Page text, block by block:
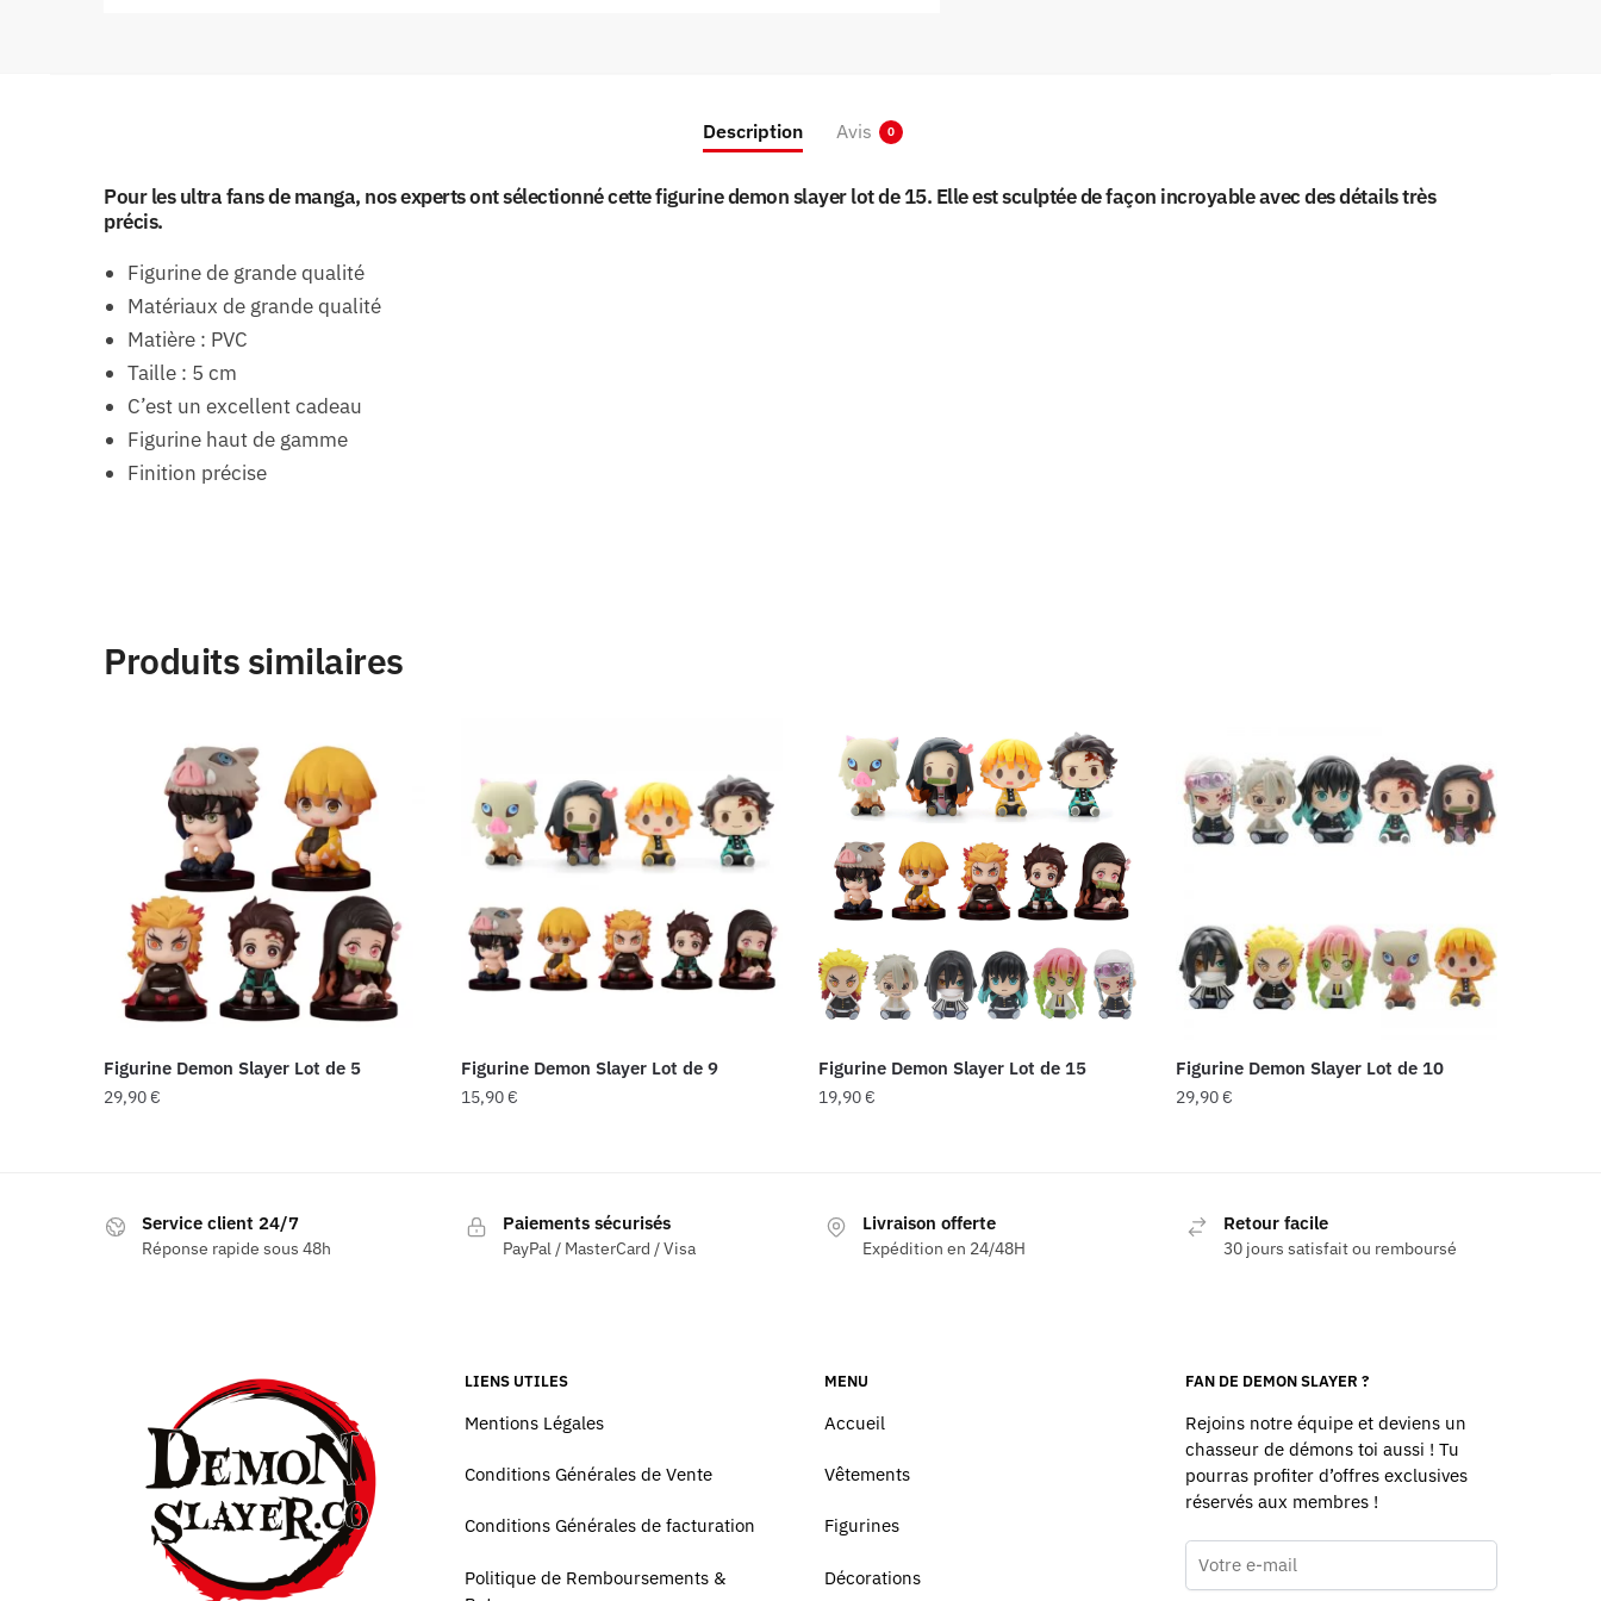
Description Avis 0
Pour les ultra fans de manga, nos experts ont sélectionné cette figurine demon slayer lot de 15. Elle est sculptée de façon incroyable avec des détails très
précis.
Figurine de grande qualité
Matériaux de grande qualité
Matière : PVC
Taille : 5 cm
C’est un excellent cadeau
Figurine haut de gamme
Finition précise
Produits similaires
Figurine Demon Slayer Lot de 5
29,90€
Figurine Demon Slayer Lot de 9
15,90€
Figurine Demon Slayer Lot de 15
19,90€
Figurine Demon Slayer Lot de 10
29,90€
Service client 24/7
Réponse rapide sous 48h
Paiements sécurisés
PayPal / MasterCard / Visa
Livraison offerte
Expédition en 24/48H
Retour facile
30 jours satisfait ou remboursé
LIENS UTILES
Mentions Légales
Conditions Générales de Vente
Conditions Générales de facturation
Politique de Remboursements &
MENU
Accueil
Vêtements
Figurines
Décorations
FAN DE DEMON SLAYER ?
Rejoins notre équipe et deviens un
chasseur de démons toi aussi ! Tu
pourras profiter d’offres exclusives
réservés aux membres !